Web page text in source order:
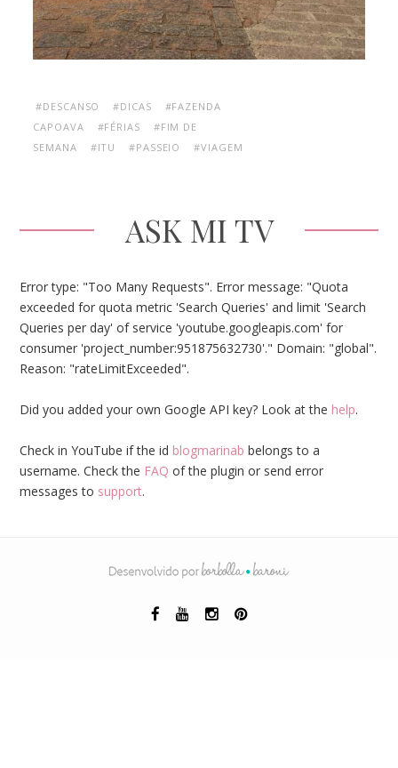
#DESCANSO #DICAS
#FAZENDA
CAPOAVA
#FÉRIAS
#FIM DE
SEMANA
#ITU #PASSEIO #VIAGEM
ASK MI TV
Error type: "Too Many Requests". Error message: "Quota
exceeded for quota metric 'Search Queries' and limit 'Search
Queries per day' of service 'youtube.googleapis.com' for
consumer 'project_number:951875632730'." Domain: "global".
Reason: "rateLimitExceeded".
Did you added your own Google API key? Look at the help.
Check in YouTube if the id blogmarinab belongs to a
username. Check the FAQ of the plugin or send error
messages to support.